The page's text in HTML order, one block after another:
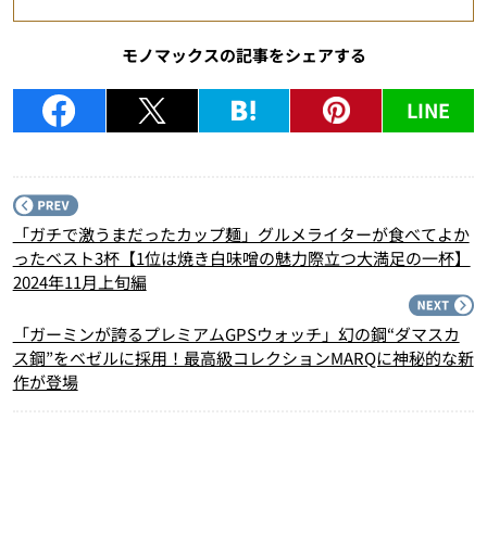
モノマックスの記事をシェアする
LINE
「ガチで激うまだったカップ麺」グルメライターが食べてよか
ったベスト3杯【1位は焼き白味噌の魅力際立つ大満足の一杯】
2024年11月上旬編
「ガーミンが誇るプレミアムGPSウォッチ」幻の鋼“ダマスカ
ス鋼”をベゼルに採用！最高級コレクションMARQに神秘的な新
作が登場